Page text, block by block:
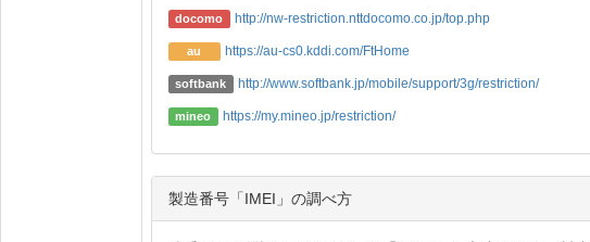
docomo http://nw-restriction.nttdocomo.co.jp/top.php
au https://au-cs0.kddi.com/FtHome
softbank http://www.softbank.jp/mobile/support/3g/restriction/
mineo https://my.mineo.jp/restriction/
製造番号「IMEI」の調べ方